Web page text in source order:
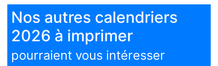
Nos autres calendriers
2026 à imprimer
pourraient vous intéresser